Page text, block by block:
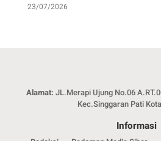
23/07/2026
Alamat: JL.Merapi Ujung No.06
Kec.Singgaran Pati
Informasi